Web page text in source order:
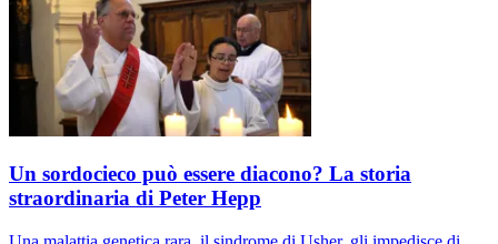
Un sordocieco può essere diacono? La storia
straordinaria di Peter Hepp